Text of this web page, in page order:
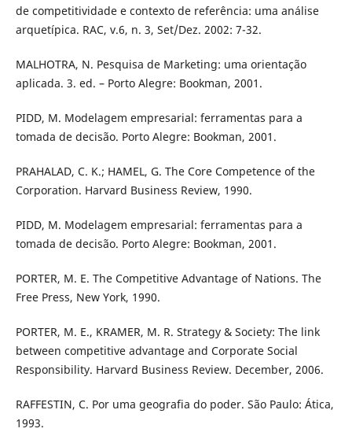
de competitividade e contexto de referência: uma análise
arquetípica. RAC, v.6, n. 3, Set/Dez. 2002: 7-32.
MALHOTRA, N. Pesquisa de Marketing: uma orientação
aplicada. 3. ed. – Porto Alegre: Bookman, 2001.
PIDD, M. Modelagem empresarial: ferramentas para a
tomada de decisão. Porto Alegre: Bookman, 2001.
PRAHALAD, C. K.; HAMEL, G. The Core Competence of the
Corporation. Harvard Business Review, 1990.
PIDD, M. Modelagem empresarial: ferramentas para a
tomada de decisão. Porto Alegre: Bookman, 2001.
PORTER, M. E. The Competitive Advantage of Nations. The
Free Press, New York, 1990.
PORTER, M. E., KRAMER, M. R. Strategy & Society: The link
between competitive advantage and Corporate Social
Responsibility. Harvard Business Review. December, 2006.
RAFFESTIN, C. Por uma geografia do poder. São Paulo: Ática,
1993.